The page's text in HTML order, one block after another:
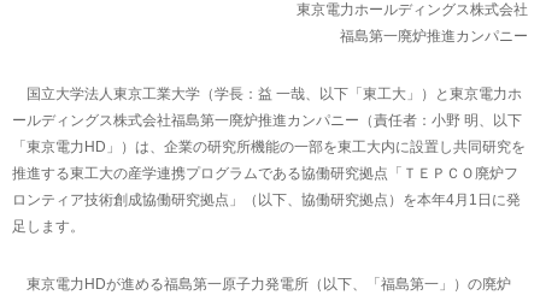
東京電力ホールディングス株式会社
福島第一廃炉推進カンパニー
国立大学法人東京工業大学（学長：益 一哉、以下「東工大」）と東京電力ホ
ールディングス株式会社福島第一廃炉推進カンパニー（責任者：小野 明、以下
「東京電力HD」）は、企業の研究所機能の一部を東工大内に設置し共同研究を
推進する東工大の産学連携プログラムである協働研究拠点「ＴＥＰＣＯ廃炉フ
ロンティア技術創成協働研究拠点」（以下、協働研究拠点）を本年4月1日に発
足します。
東京電力HDが進める福島第一原子力発電所（以下、「福島第一」）の廃炉